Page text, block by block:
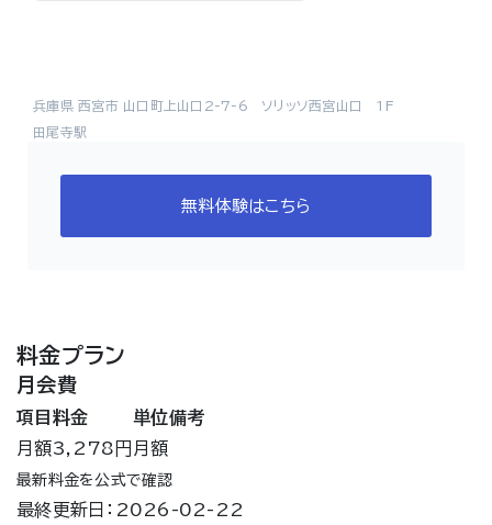
兵庫県 西宮市 山口町上山口2-7-6 ソリッソ西宮山口 1F
田尾寺駅
無料体験はこちら
料金プラン
月会費
項目 料金 単位備考
月額3,278円 月額
最新料金を公式で確認
最終更新日：2026-02-22